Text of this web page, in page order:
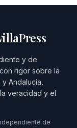
y de
rigor sobre la
Andalucía,
veracidad y el
de